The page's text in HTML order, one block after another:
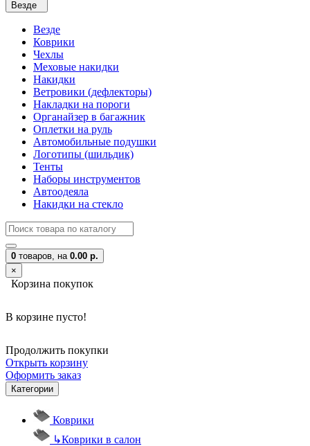
Везде
Везде
Коврики
Чехлы
Меховые накидки
Накидки
Ветровики (дефлекторы)
Накладки на пороги
Органайзер в багажник
Оплетки на руль
Автомобильные подушки
Логотипы (шильдик)
Тенты
Наборы инструментов
Автоодеяла
Накидки на стекло
0 товаров, на 0.00 р.
×
Корзина покупок
В корзине пусто!
Продолжить покупки
Открыть корзину
Оформить заказ
Категории
Коврики
↳Коврики в салон